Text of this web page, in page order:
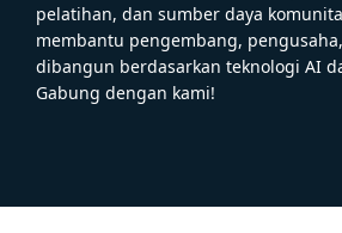
pelatihan, dan sumber daya
membantu pengembang,
dibangun berdasarkan teknologi AI
Gabung dengan kami!